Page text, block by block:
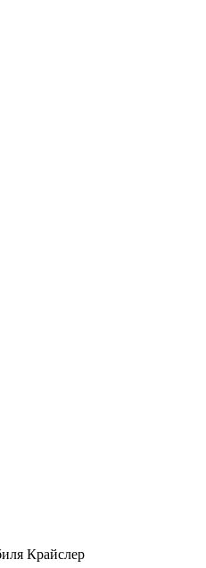
Крайслер